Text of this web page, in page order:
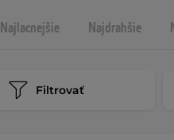
Najlacnejšie Najdrahšie
Filtrovať